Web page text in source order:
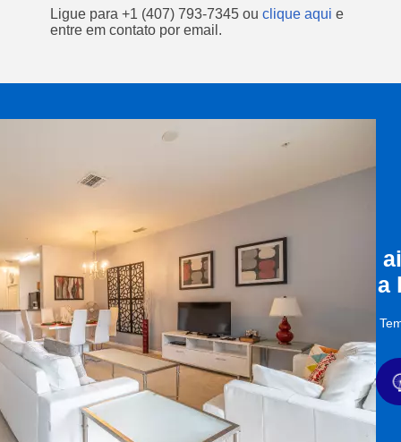
Ligue para +1 (407) 793-7345 ou clique aqui e
entre em contato por email.
a